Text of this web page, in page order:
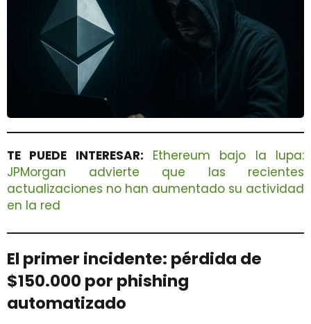
TE PUEDE INTERESAR:
Ethereum bajo la lupa:
JPMorgan advierte que las recientes
actualizaciones no han aumentado su actividad
en la red
El primer incidente: pérdida de
$150.000 por phishing
automatizado